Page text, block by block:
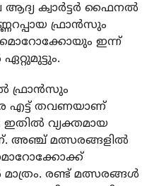
ആദ്യ ക്വാർട്ടർ ഫൈനൽ
ഫ്രാൻസും
ഇന്ന്
ഫ്രാൻസും
എട്ട് തവണയാണ്
ഇതിൽ വ്യക്തമായ
അഞ്ച് മത്സരങ്ങളിൽ
മൊറോക്കോക്ക്
രണ്ട് മത്സരങ്ങൾ